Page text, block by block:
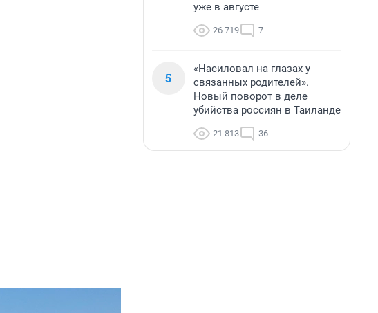
уже в августе
26 719 7
5
«Насиловал на глазах у
связанных родителей».
Новый поворот в деле
убийства россиян в Таиланде
21 813 36